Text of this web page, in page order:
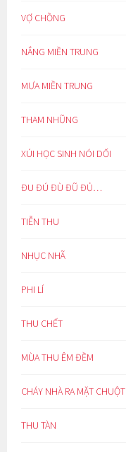
VỢ CHỒNG
NẮNG MIỀN TRUNG
MƯA MIỀN TRUNG
THAM NHŨNG
XÚI HỌC SINH NÓI DỐI
ĐU ĐÚ ĐÙ ĐŨ ĐỦ…
TIỄN THU
NHỤC NHÃ
PHI LÍ
THU CHẾT
MÙA THU ÊM ĐỀM
CHÁY NHÀ RA MẶT CHUỘT
THU TÀN